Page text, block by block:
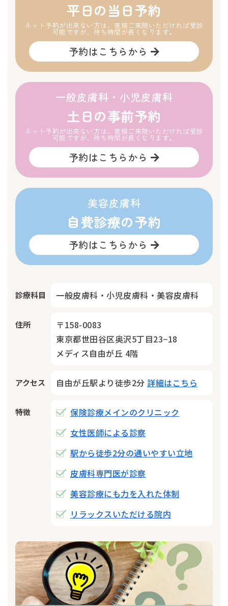
平日の当日予約
ネット予約が出来ない方は、直接ご来院いただければ受診
可能ですが、待ち時間が長くなります。
予約はこちらから
一般皮膚科・小児皮膚科
土日の事前予約
ネット予約が出来ない方は、直接ご来院いただければ受診
可能ですが、待ち時間が長くなります。
予約はこちらから
美容皮膚科
自費診療の予約
予約はこちらから
診療科目 一般皮膚科・小児皮膚科・美容皮膚科
住所
〒158-0083
東京都世田谷区奥沢5丁目23−18
メディス自由が丘 4階
アクセス 自由が丘駅より徒歩2分 詳細はこちら
特徴
保険診療メインのクリニック
女性医師による診察
駅から徒歩2分の通いやすい立地
皮膚科専門医が診察
美容診療にも力を入れた体制
リラックスいただける院内